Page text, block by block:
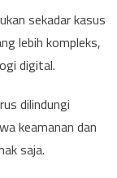
sekadar kasus
lebih kompleks,
digital.
dilindungi
keamanan dan
saja.